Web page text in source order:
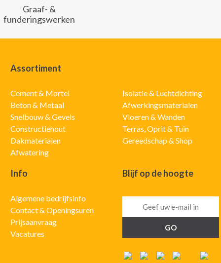
Graaf- &
funderingswerken
Assortiment
Cement & Mortel
Beton & Metaal
Snelbouw & Gevels
Constructiehout
Dakmaterialen
Afwatering
Isolatie & Luchtdichting
Afwerkingsmaterialen
Vloeren & Wanden
Terras, Oprit & Tuin
Gereedschap & Shop
Info
Algemene bedrijfsinfo
Contact & Openingsuren
Prijsaanvraag
Vacatures
Blijf op de hoogte